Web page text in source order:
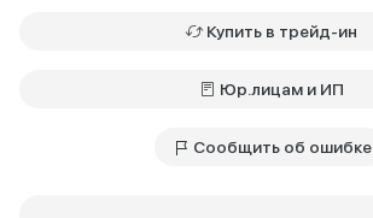
Купить в трейд-ин
Юр.лицам и ИП
Сообщить об ошибке